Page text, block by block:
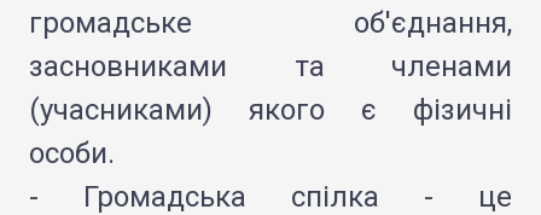
громадське об'єднання,
засновниками та членами
(учасниками) якого є фізичні
особи.
- Громадська спілка - це